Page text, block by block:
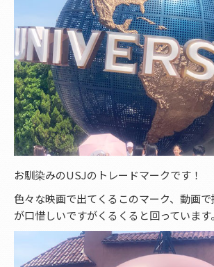
お馴染みのUSJのトレードマークです！
色々な映画で出てくるこのマーク、動画
が口惜しいですがくるくると回っています。